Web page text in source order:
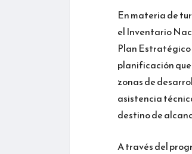
En materia de
el Inventario
Plan Estratégico
planificación
zonas de
asistencia
destino de
A través del